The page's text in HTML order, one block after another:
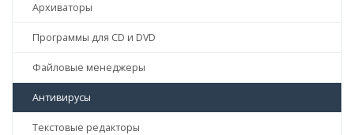
Архиваторы
Программы для CD и DVD
Файловые менеджеры
Антивирусы
Текстовые редакторы